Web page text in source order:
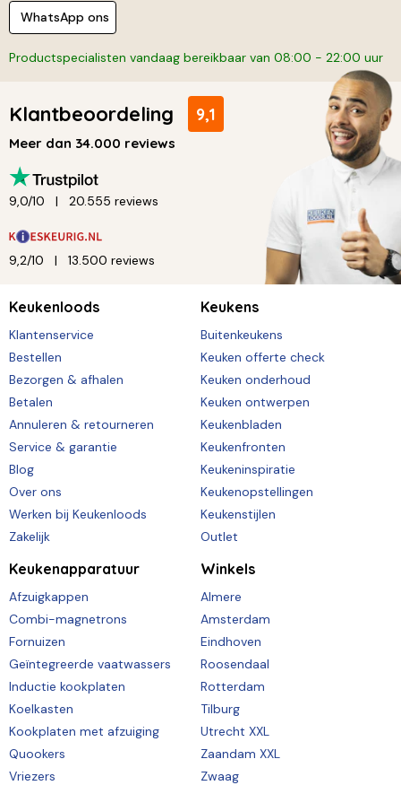
WhatsApp ons
Productspecialisten vandaag bereikbaar van 08:00 - 22:00 uur
Klantbeoordeling 9,1
Meer dan 34.000 reviews
9,0/10 20.555 reviews
9,2/10 13.500 reviews
Keukenloods
Klantenservice
Bestellen
Bezorgen & afhalen
Betalen
Annuleren & retourneren
Service & garantie
Blog
Over ons
Werken bij Keukenloods
Zakelijk
Keukens
Buitenkeukens
Keuken offerte check
Keuken onderhoud
Keuken ontwerpen
Keukenbladen
Keukenfronten
Keukeninspiratie
Keukenopstellingen
Keukenstijlen
Outlet
Keukenapparatuur
Afzuigkappen
Combi-magnetrons
Fornuizen
Geïntegreerde vaatwassers
Inductie kookplaten
Koelkasten
Kookplaten met afzuiging
Quookers
Vriezers
Winkels
Almere
Amsterdam
Eindhoven
Roosendaal
Rotterdam
Tilburg
Utrecht XXL
Zaandam XXL
Zwaag